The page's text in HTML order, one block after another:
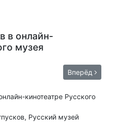
в онлайн-
музея
Вперёд
Русский музей